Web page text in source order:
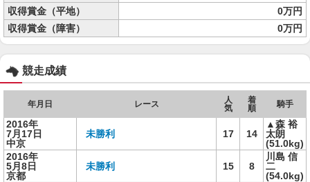
収得賞金（平地）
0万円
収得賞金（障害）
0万円
競走成績
年月日 レース
人
気
着
順
騎手
2016年
7月17日
中京
未勝利 17 14
▲森 裕
太朗
(51.0kg)
2016年
5月8日
京都
未勝利 15 8
川島 信
二
(54.0kg)